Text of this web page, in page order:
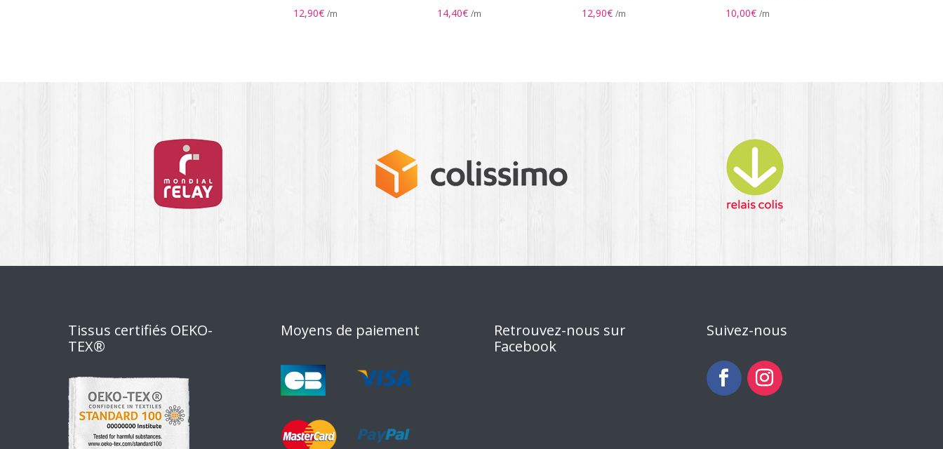
12,90€ /m
14,40€ /m
12,90€ /m
10,00€ /m
Tissus certifiés OEKO-
TEX®
Moyens de paiement
Retrouvez-nous sur
Facebook
Suivez-nous